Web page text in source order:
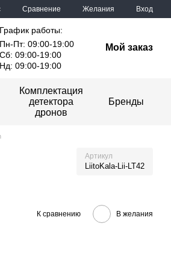
Сравнение Желания Вход
График работы:
Пн-Пт: 09:00-19:00
Сб: 09:00-19:00
Нд: 09:00-19:00
Мой заказ
Комплектация
детектора
дронов
Бренды
Артикул
LiitoKala-Lii-LT42
К сравнению В желания